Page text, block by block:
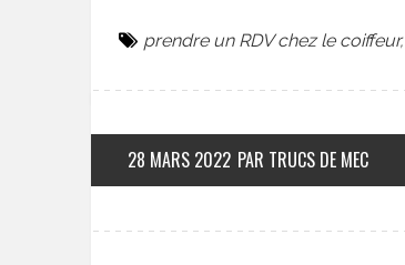
prendre un RDV chez le coiffeur,
28 MARS 2022 PAR TRUCS DE MEC